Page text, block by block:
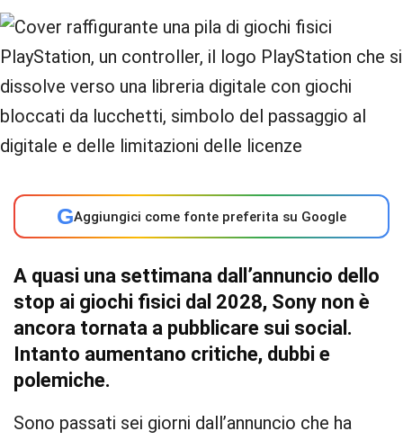
GAggiungici come fonte preferita su Google
A quasi una settimana dall’annuncio dello
stop ai giochi fisici dal 2028, Sony non è
ancora tornata a pubblicare sui social.
Intanto aumentano critiche, dubbi e
polemiche.
Sono passati sei giorni dall’annuncio che ha